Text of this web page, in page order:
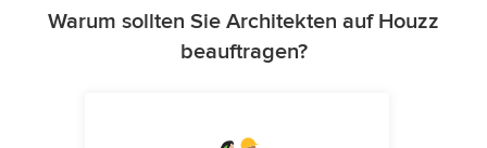
Warum sollten Sie Architekten auf Houzz
beauftragen?